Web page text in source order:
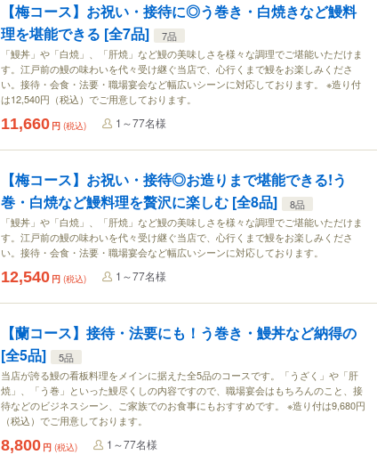
【梅コース】お祝い・接待に◎う巻き・白焼きなど鰻料
理を堪能できる [全7品]
7品
「鰻丼」や「白焼」、「肝焼」など鰻の美味しさを様々な調理でご堪能いただけま
す。江戸前の鰻の味わいを代々受け継ぐ当店で、心行くまで鰻をお楽しみくださ
い。接待・会食・法要・職場宴会など幅広いシーンに対応しております。 ※造り付
は12,540円（税込）でご用意しております。
11,660 円 (税込) 1～77名様
【梅コース】お祝い・接待◎お造りまで堪能できる!う
巻・白焼など鰻料理を贅沢に楽しむ [全8品]
8品
「鰻丼」や「白焼」、「肝焼」など鰻の美味しさを様々な調理でご堪能いただけま
す。江戸前の鰻の味わいを代々受け継ぐ当店で、心行くまで鰻をお楽しみくださ
い。接待・会食・法要・職場宴会など幅広いシーンに対応しております。
12,540 円 (税込) 1～77名様
【蘭コース】接待・法要にも！う巻き・鰻丼など納得の
[全5品]
5品
当店が誇る鰻の看板料理をメインに据えた全5品のコースです。「うざく」や「肝
焼」、「う巻」といった鰻尽くしの内容ですので、職場宴会はもちろんのこと、接
待などのビジネスシーン、ご家族でのお食事にもおすすめです。 ※造り付は9,680円
（税込）でご用意しております。
8,800 円 (税込) 1～77名様